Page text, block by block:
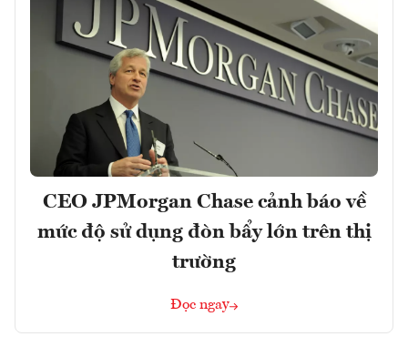
CEO JPMorgan Chase cảnh báo về
mức độ sử dụng đòn bẩy lớn trên thị
trường
Đọc ngay